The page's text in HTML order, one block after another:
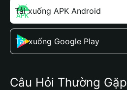
Tải xuống APK Android
Tải xuống Google Play
Câu Hỏi Thường Gặp